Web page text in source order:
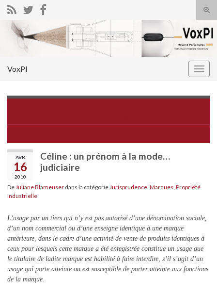
Search for:
VoxPI
AVR
16
2010
Céline : un prénom à la mode…
judiciaire
De Juliane Blameuser dans la catégorie Jurisprudence Marques Propriété
Industrielle
L’usage par un tiers qui n’y est pas autorisé d’une dénomination sociale,
d’un nom commercial ou d’une enseigne identique à une marque
antérieure, dans le cadre d’une activité de vente de produits identiques à
ceux pour lesquels cette marque a été enregistrée constitue un usage que
le titulaire de ladite marque est habilité à faire interdire, s’il s’agit d’un
usage qui porte atteinte ou est susceptible de porter atteinte aux fonctions
de la marque.